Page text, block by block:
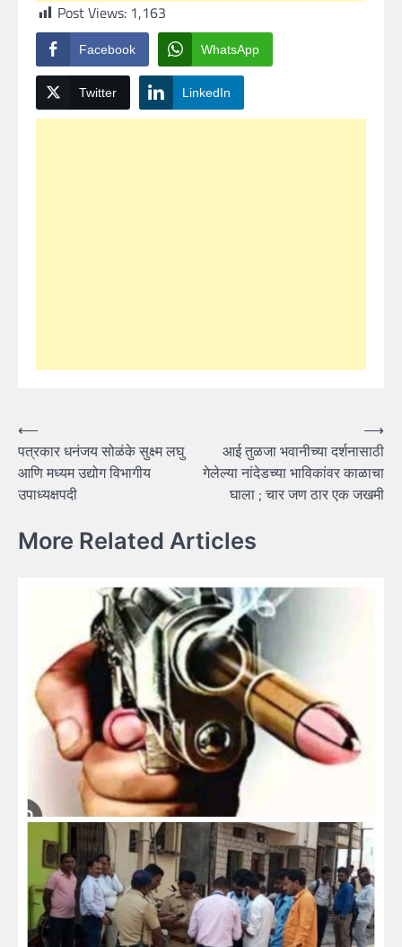
Post Views: 1,163
Facebook WhatsApp
Twitter LinkedIn
Post
navigation
⟵
पत्रकार धनंजय सोळंके सुक्ष्म लघु
आणि मध्यम उद्योग विभागीय
उपाध्यक्षपदी
आई तुळजा भवानीच्या दर्शनासाठी
गेलेल्या नांदेडच्या भाविकांवर काळाचा
घाला ; चार जण ठार एक जखमी
⟶
More Related Articles